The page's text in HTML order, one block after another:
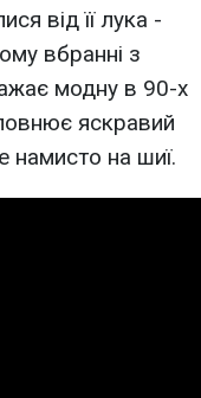
від її лука -
вбранні з
модну в 90-х
яскравий
намисто на шиї.